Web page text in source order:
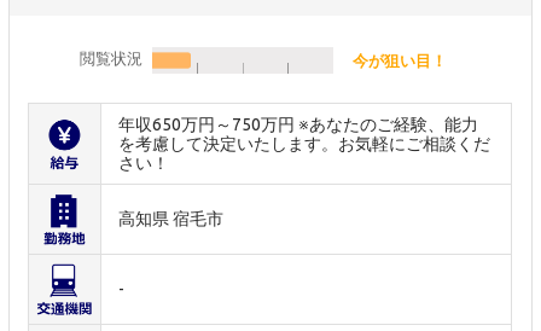
閲覧状況 今が狙い目！
年収650万円～750万円 ※あなたのご経験、能力
を考慮して決定いたします。お気軽にご相談くだ
さい！
高知県 宿毛市
-